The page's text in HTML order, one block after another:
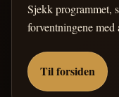
Sjekk programmet,
forventningene med
Til forsiden